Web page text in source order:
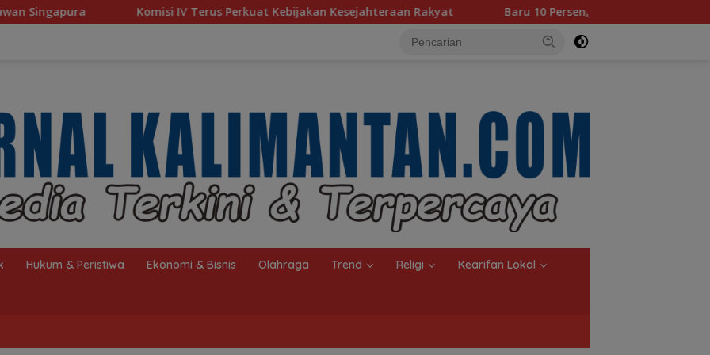
Komisi IV Terus Perkuat Kebijakan Kesejahteraan Rakyat Baru 10 Persen, Aktivasi IKD Banjarmasin Didorong Tuntas
Hukum & Peristiwa Ekonomi & Bisnis Olahraga Trend Religi Kearifan Lokal